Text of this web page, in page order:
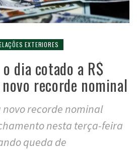
EXTERIORES
dia cotado a R$
recorde nominal
novo recorde nominal
nesta terça-feira
queda de